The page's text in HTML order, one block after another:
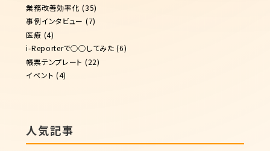
業務改善効率化 (35)
事例インタビュー (7)
医療 (4)
i-Reporterで◯◯してみた (6)
帳票テンプレート (22)
イベント (4)
人気記事